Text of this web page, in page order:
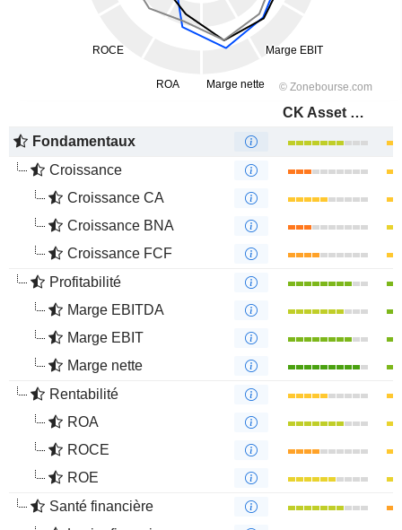
CK Asset Holdings Limited
Fondamentaux
Croissance
Croissance CA
Croissance BNA
Croissance FCF
Profitabilité
Marge EBITDA
Marge EBIT
Marge nette
Rentabilité
ROA
ROCE
ROE
Santé financière